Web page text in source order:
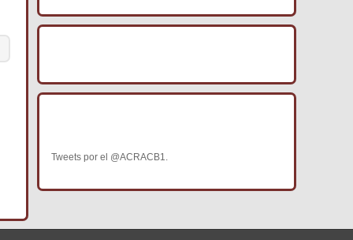
Tweets por el @ACRACB1.